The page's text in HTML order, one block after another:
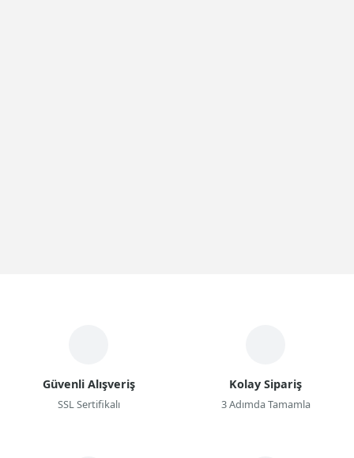
Güvenli Alışveriş
SSL Sertifikalı
Kolay Sipariş
3 Adımda Tamamla